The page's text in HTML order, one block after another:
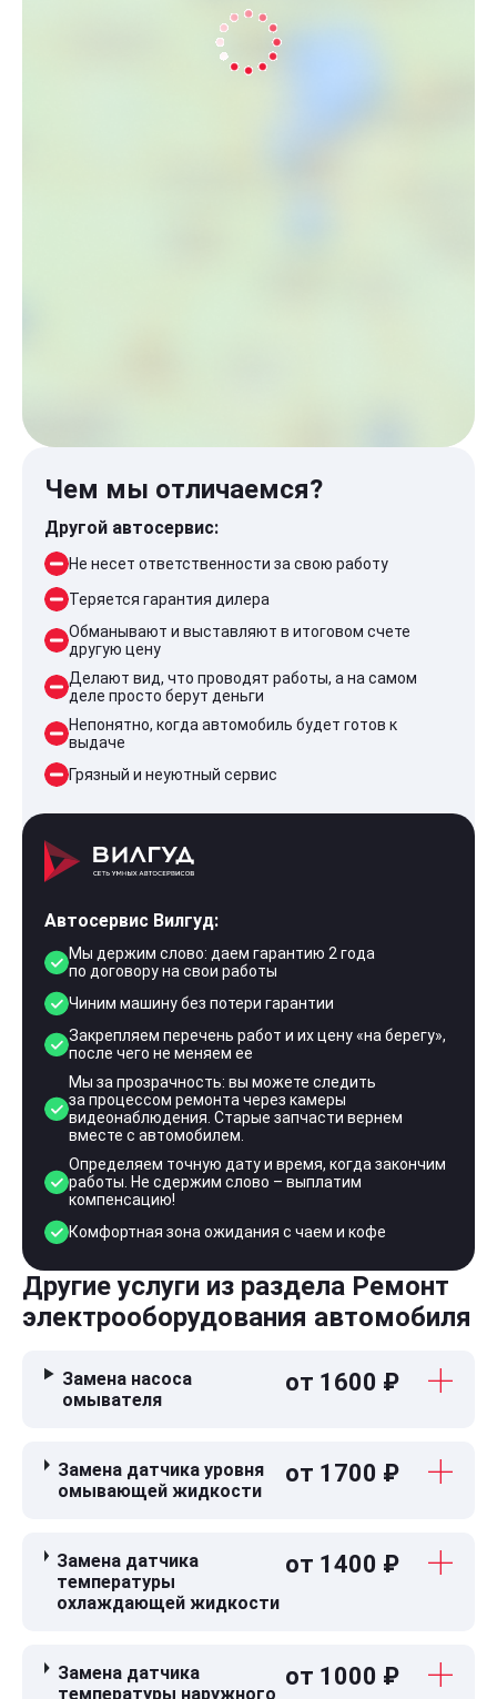
Чем мы отличаемся?
Другой автосервис:
Не несет ответственности за свою работу
Теряется гарантия дилера
Обманывают и выставляют в итоговом счете
другую цену
Делают вид, что проводят работы, а на самом
деле просто берут деньги
Непонятно, когда автомобиль будет готов к
выдаче
Грязный и неуютный сервис
Автосервис Вилгуд:
Мы держим слово: даем гарантию 2 года
по договору на свои работы
Чиним машину без потери гарантии
Закрепляем перечень работ и их цену «на берегу»,
после чего не меняем ее
Мы за прозрачность: вы можете следить
за процессом ремонта через камеры
видеонаблюдения. Старые запчасти вернем
вместе с автомобилем.
Определяем точную дату и время, когда закончим
работы. Не сдержим слово – выплатим
компенсацию!
Комфортная зона ожидания с чаем и кофе
Другие услуги из раздела Ремонт
электрооборудования автомобиля
Замена насоса
омывателя
от 1600 ₽
Замена датчика уровня
омывающей жидкости
от 1700 ₽
Замена датчика
температуры
охлаждающей жидкости
от 1400 ₽
Замена датчика
температуры наружного
от 1000 ₽